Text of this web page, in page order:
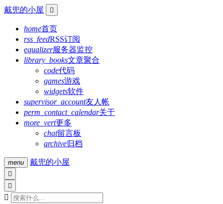
戴兜的小屋 
home首页
rss_feedRSS订阅
equalizer服务器监控
library_books文章聚合
code代码
games游戏
widgets软件
supervisor_account友人帐
perm_contact_calendar关于
more_vert更多
chat留言板
archive归档
menu 戴兜的小屋


